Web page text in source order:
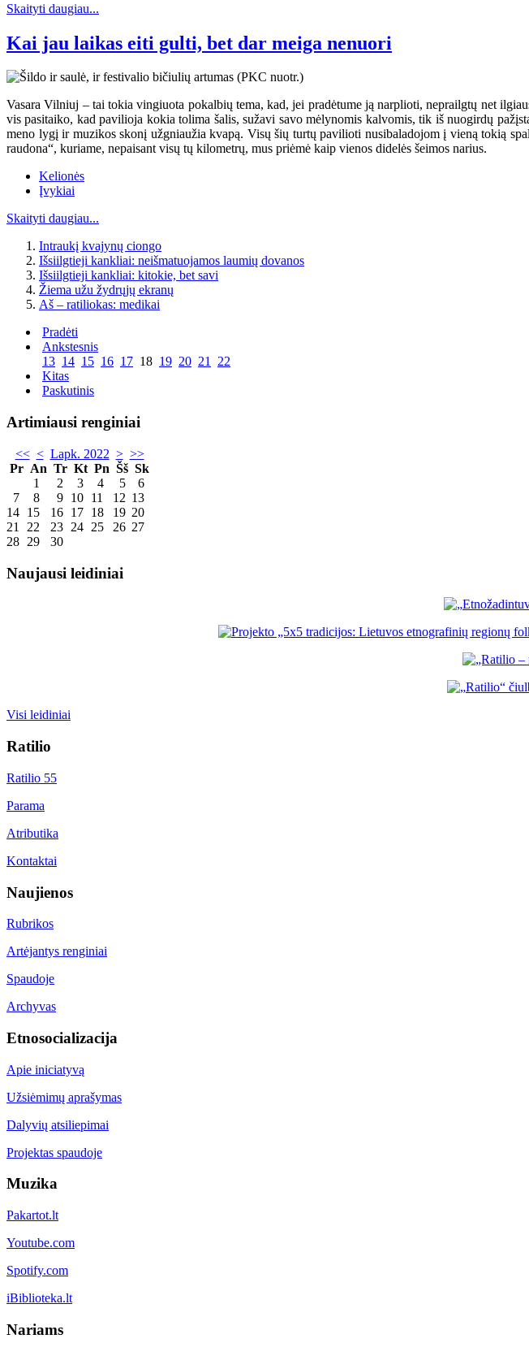
Skaityti daugiau...
Kai jau laikas eiti gulti, bet dar meiga nenuori
Vasara Vilniuj – tai tokia vingiuota pokalbių tema, kad, jei pradėtume ją narplioti, neprailgtų net
vis pasitaiko, kad pavilioja kokia tolima šalis, sužavi savo mėlynomis kalvomis, tik iš nuogirdų
meno lygį ir muzikos skonį užgniaužia kvapą. Visų šių turtų pavilioti nusibaladojom į vieną tokią
raudona“, kuriame, nepaisant visų tų kilometrų, mus priėmė kaip vienos didelės šeimos narius.
Kelionės
Įvykiai
Skaityti daugiau...
Intraukį kvajynų ciongo
Išsiilgtieji kankliai: neišmatuojamos laumių dovanos
Išsiilgtieji kankliai: kitokie, bet savi
Žiema užu žydrųjų ekranų
Aš – ratiliokas: medikai
Pradėti
Ankstesnis
13 14 15 16 17 18 19 20 21 22
Kitas
Paskutinis
Artimiausi renginiai
<< < Lapk. 2022 > >>
Pr An Tr Kt Pn Šš Sk
1
2 3 4 5
6
7
8 9 10 11 12 13
14 15 16 17 18 19 20
21
22 23 24 25 26 27
28 29 30
Naujausi leidiniai
Visi leidiniai
Ratilio
Ratilio 55
Parama
Atributika
Kontaktai
Naujienos
Rubrikos
Artėjantys renginiai
Spaudoje
Archyvas
Etnosocializacija
Apie iniciatyvą
Užsiėmimų aprašymas
Dalyvių atsiliepimai
Projektas spaudoje
Muzika
Pakartot.lt
Youtube.com
Spotify.com
iBiblioteka.lt
Nariams